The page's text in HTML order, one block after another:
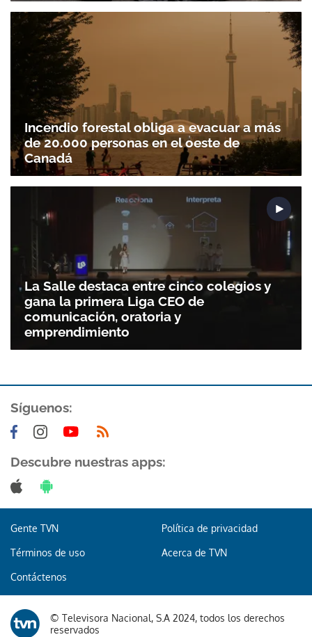
Gracias por suscribirte a nuestro boletín.
ACEPTAR
Incendio forestal obliga a evacuar a más
de 20.000 personas en el oeste de
Canadá
La Salle destaca entre cinco colegios y
gana la primera Liga CEO de
comunicación, oratoria y
emprendimiento
Síguenos:
Descubre nuestras apps:
Gente TVN Política de privacidad
Términos de uso Acerca de TVN
Contáctenos
© Televisora Nacional, S.A 2024, todos los derechos
reservados